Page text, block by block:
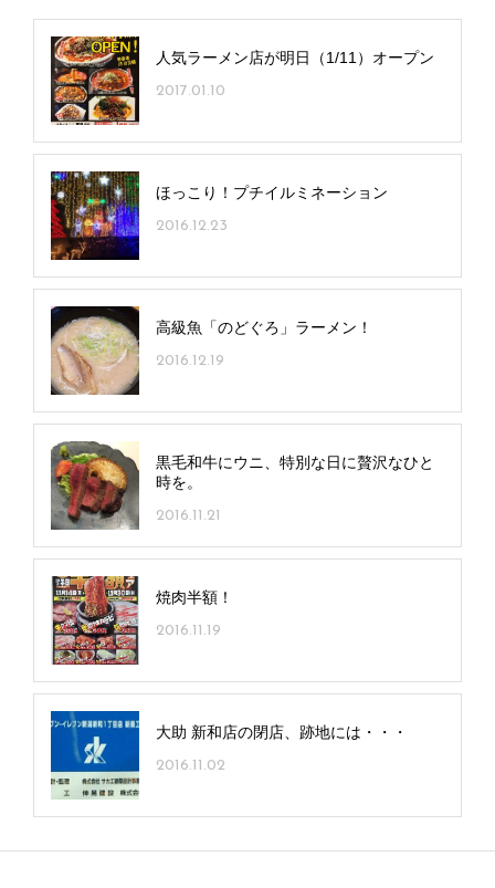
人気ラーメン店が明日（1/11）オープン
2017.01.10
ほっこり！プチイルミネーション
2016.12.23
高級魚「のどぐろ」ラーメン！
2016.12.19
黒毛和牛にウニ、特別な日に贅沢なひと
時を。
2016.11.21
焼肉半額！
2016.11.19
大助 新和店の閉店、跡地には・・・
2016.11.02